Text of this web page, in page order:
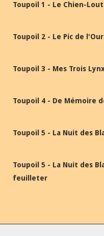
Toupoil 1 - Le Chien-
Toupoil 2 - Le Pic de
Toupoil 3 - Mes Trois
Toupoil 4 - De Mémoire
Toupoil 5 - La Nuit des
Toupoil 5 - La Nuit des
feuilleter